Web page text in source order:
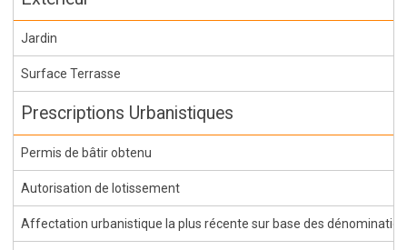
Jardin
Surface Terrasse
Prescriptions Urbanistiques
Permis de bâtir obtenu
Autorisation de lotissement
Affectation urbanistique la plus récente sur base des